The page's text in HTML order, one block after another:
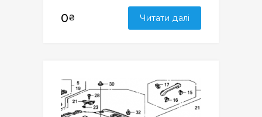
0₴ Читати далі